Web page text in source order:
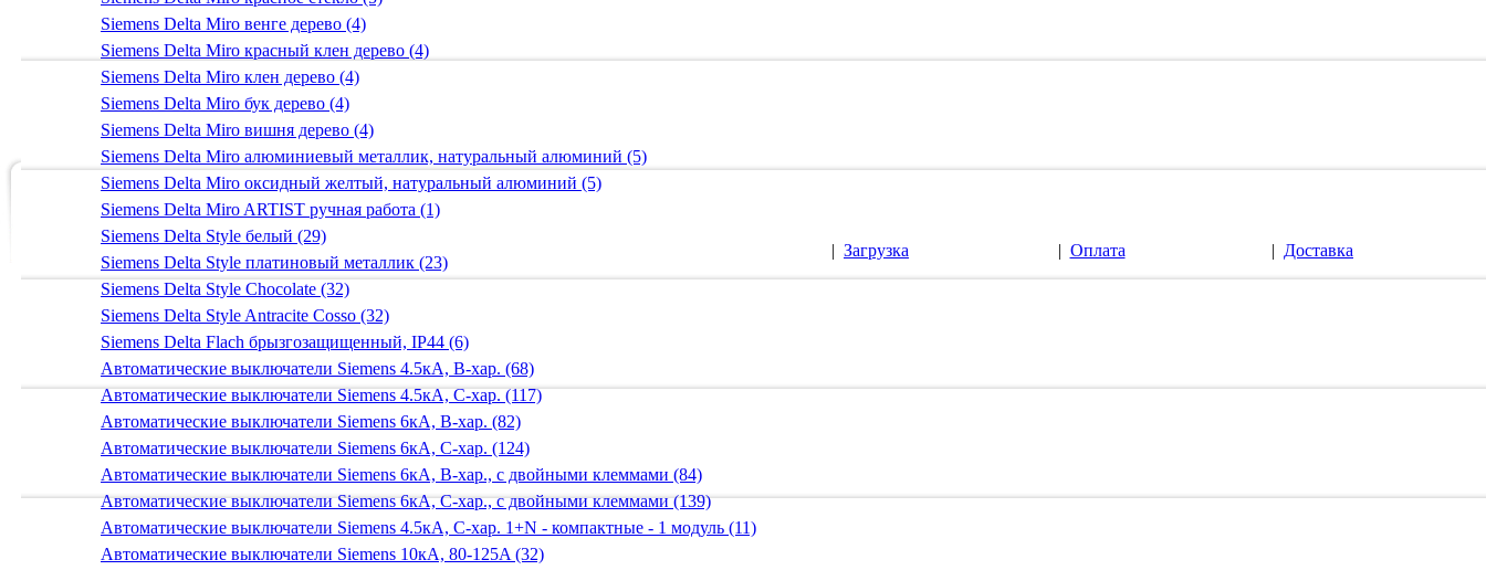
Siemens Delta Miro венге дерево (4)
Siemens Delta Miro красный клен дерево (4)
Siemens Delta Miro клен дерево (4)
Siemens Delta Miro бук дерево (4)
Siemens Delta Miro вишня дерево (4)
Siemens Delta Miro алюминиевый металлик, натуральный алюминий (5)
Siemens Delta Miro оксидный желтый, натуральный алюминий (5)
Siemens Delta Miro ARTIST ручная работа (1)
Siemens Delta Style белый (29)
Siemens Delta Style платиновый металлик (23)
Siemens Delta Style Chocolate (32)
Siemens Delta Style Antracite Cosso (32)
Siemens Delta Flach брызгозащищенный, IP44 (6)
Автоматические выключатели Siemens 4.5кА, B-хар. (68)
Автоматические выключатели Siemens 4.5кА, C-хар. (117)
Автоматические выключатели Siemens 6кА, B-хар. (82)
Автоматические выключатели Siemens 6кА, С-хар. (124)
Автоматические выключатели Siemens 6кА, B-хар., с двойными клеммами (84)
Автоматические выключатели Siemens 6кА, C-хар., с двойными клеммами (139)
Автоматические выключатели Siemens 4.5кА, C-хар. 1+N - компактные - 1 модуль (11)
Автоматические выключатели Siemens 10кА, 80-125A (32)
| Загрузка | Оплата | Доставка